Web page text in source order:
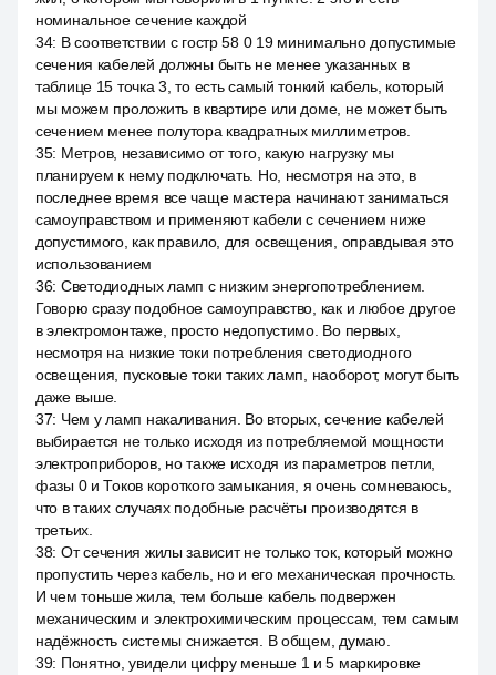
номинальное сечение каждой
34: В соответствии с гостр 58 0 19 минимально допустимые
сечения кабелей должны быть не менее указанных в
таблице 15 точка 3, то есть самый тонкий кабель, который
мы можем проложить в квартире или доме, не может быть
сечением менее полутора квадратных миллиметров.
35: Метров, независимо от того, какую нагрузку мы
планируем к нему подключать. Но, несмотря на это, в
последнее время все чаще мастера начинают заниматься
самоуправством и применяют кабели с сечением ниже
допустимого, как правило, для освещения, оправдывая это
использованием
36: Светодиодных ламп с низким энергопотреблением.
Говорю сразу подобное самоуправство, как и любое другое
в электромонтаже, просто недопустимо. Во первых,
несмотря на низкие токи потребления светодиодного
освещения, пусковые токи таких ламп, наоборот, могут быть
даже выше.
37: Чем у ламп накаливания. Во вторых, сечение кабелей
выбирается не только исходя из потребляемой мощности
электроприборов, но также исходя из параметров петли,
фазы 0 и Токов короткого замыкания, я очень сомневаюсь,
что в таких случаях подобные расчёты производятся в
третьих.
38: От сечения жилы зависит не только ток, который можно
пропустить через кабель, но и его механическая прочность.
И чем тоньше жила, тем больше кабель подвержен
механическим и электрохимическим процессам, тем самым
надёжность системы снижается. В общем, думаю.
39: Понятно, увидели цифру меньше 1 и 5 маркировке